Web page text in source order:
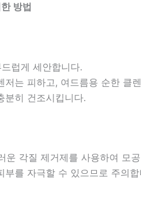
방법
럽게 세안합니다.
저는 피하고, 여드름용 순한 클
분히 건조시킵니다.
운 각질 제거제를 사용하여 모
부를 자극할 수 있으므로 주의합